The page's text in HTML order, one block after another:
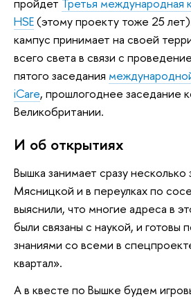
пройдет Третья международная
HSE(этому проекту тоже 25
кампус принимает на своей
всего света в связи с
пятого заседания
iCare, прошлогоднее заседание
Великобритании.
И об открытиях
Вышка занимает сразу несколько
Мясницкой и в переулках по
выяснили, что многие адреса в
были связаны с наукой, и готовы
знаниями со всеми в
квартал».
А в квесте по Вышке будем